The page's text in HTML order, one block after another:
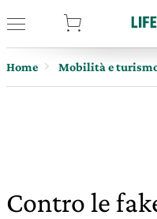
Home Mobilità e
Contro le